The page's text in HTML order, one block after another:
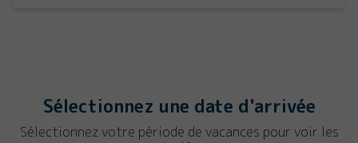
Sélectionnez une date d'arrivée
Sélectionnez votre période de vacances pour voir les